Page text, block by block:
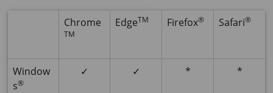
Chrome
TM
EdgeTM Firefox® Safari®
Window
s®
✓ ✓ * *